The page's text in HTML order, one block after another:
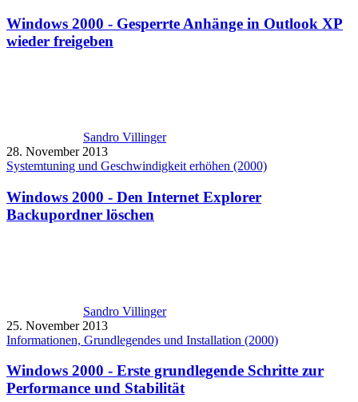
Windows 2000 - Gesperrte Anhänge in Outlook XP
wieder freigeben
Sandro Villinger
28. November 2013
Systemtuning und Geschwindigkeit erhöhen (2000)
Windows 2000 - Den Internet Explorer
Backupordner löschen
Sandro Villinger
25. November 2013
Informationen, Grundlegendes und Installation (2000)
Windows 2000 - Erste grundlegende Schritte zur
Performance und Stabilität